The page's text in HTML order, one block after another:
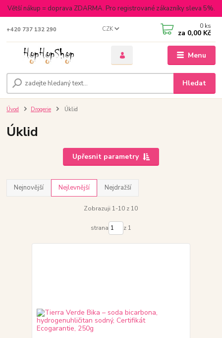
Větší nákup = doprava ZDARMA. Pro registrované zákazníky sleva 5%.
Menu
CZK
Hledat
+420 737 132 290 0 ks
za 0,00 Kč
Úvod Drogerie Úklid
Úklid
Upřesnit parametry
Nejnovější Nejlevnější Nejdražší
Zobrazuji 1-10 z 10
strana z 1